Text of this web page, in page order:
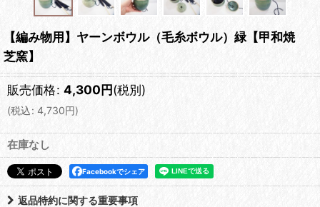
【編み物用】ヤーンボウル（毛糸ボウル）緑【甲和焼
芝窯】
販売価格: 4,300円(税別)
(税込: 4,730円)
在庫なし
Facebookでシェア
返品特約に関する重要事項